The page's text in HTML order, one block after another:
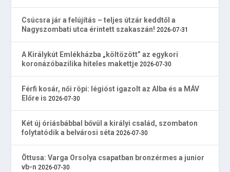
Csúcsra jár a felújítás – teljes útzár keddtől a
Nagyszombati utca érintett szakaszán! 2026-07-31
A Királykút Emlékházba „költözött” az egykori
koronázóbazilika hiteles makettje 2026-07-30
Férfi kosár, női röpi: légióst igazolt az Alba és a MÁV
Előre is 2026-07-30
Két új óriásbábbal bővül a királyi család, szombaton
folytatódik a belvárosi séta 2026-07-30
Öttusa: Varga Orsolya csapatban bronzérmes a junior
vb-n 2026-07-30